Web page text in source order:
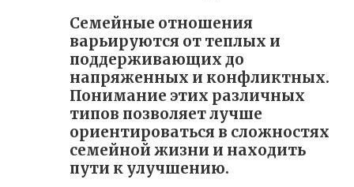
Семейные отношения
варьируются от теплых и
поддерживающих до
напряженных и конфликтных.
Понимание этих различных
типов позволяет лучше
ориентироваться в сложностях
семейной жизни и находить
пути к улучшению.